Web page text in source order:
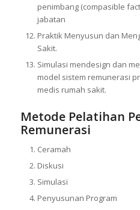
penimbang (compasible
jabatan
Praktik Menyusun dan
Sakit.
Simulasi mendesign dan
model sistem remunerasi
medis rumah sakit.
Metode Pelatihan
Remunerasi
Ceramah
Diskusi
Simulasi
Penyusunan Program